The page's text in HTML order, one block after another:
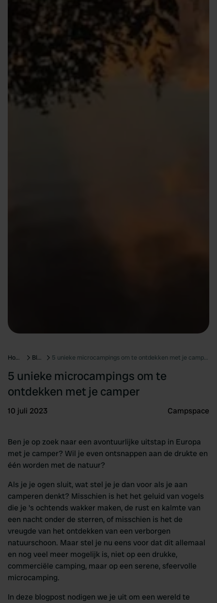
Home Blog 5 unieke microcampings om te ontdekken met je camper
5 unieke microcampings om te
ontdekken met je camper
10 juli 2023 Campspace
Ben je op zoek naar een avontuurlijke uitstap in Europa
met je camper? Wil je even ontsnappen aan de drukte en
één worden met de natuur?
Als je je ogen sluit, wat stel je je dan voor als je aan
camperen denkt? Misschien is het het geluid van vogels
die je 's ochtends wakker maken, de rust en kalmte van
een nacht onder de sterren, of misschien is het de
vreugde van het ontdekken van een verborgen
natuurschoon. Maar stel je nu eens voor dat dit allemaal
en nog veel meer mogelijk is, niet op een drukke,
commerciële camping, maar op een serene, sfeervolle
microcamping.
In deze blogpost nodigen we je uit om een wereld te